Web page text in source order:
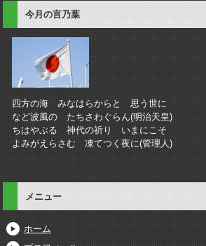
今月の言乃葉
四方の海 みなはらからと 思う世に
など波風の たちさわぐらん(明治天皇)
ちはやぶる 神代の祈り いまにこそ
よみがえらさむ 凍てつく夜に(管理人)
メニュー
ホーム